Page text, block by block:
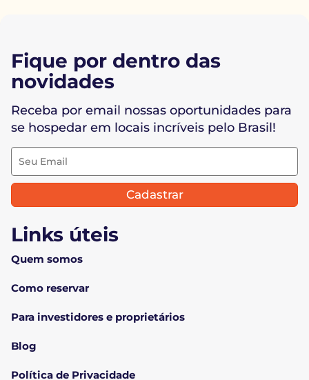
Links úteis
Quem somos
Como reservar
Para investidores e proprietários
Blog
Política de Privacidade
Fique por dentro das
novidades
Receba por email nossas oportunidades para
se hospedar em locais incríveis pelo Brasil!
Cadastrar